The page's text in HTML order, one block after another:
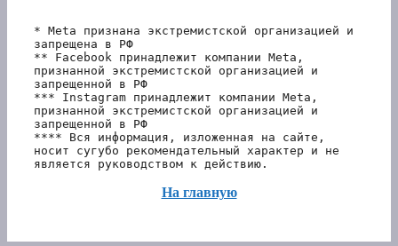
* Meta признана экстремистской организацией и
запрещена в РФ
** Facebook принадлежит компании Meta,
признанной экстремистской организацией и
запрещенной в РФ
*** Instagram принадлежит компании Meta,
признанной экстремистской организацией и
запрещенной в РФ
**** Вся информация, изложенная на сайте,
носит сугубо рекомендательный характер и не
является руководством к действию.
На главную